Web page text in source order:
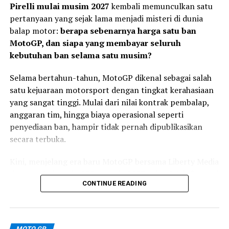
Usai balapan, Kiandra mengakui kesalahan saat start
menjadi faktor utama yang memengaruhi hasil akhir.
“Saya melakukan
sehingga motor mengalami
wheelie dan saya turun ke
posisi ke-18. Rombongan
terdepan sudah terlalu
Pirelli mulai musim 2027kembali memunculkan satu
pertanyaan yang sejak lama menjadi misteri di dunia
balap motor:berapa sebenarnya harga satu ban
MotoGP, dan siapa yang membayar seluruh
kebutuhan ban selama satu musim?
Selama bertahun-tahun, MotoGP dikenal sebagai salah
satu kejuaraan motorsport dengan tingkat kerahasiaan
yang sangat tinggi. Mulai dari nilai kontrak pembalap,
anggaran tim, hingga biaya operasional seperti
penyediaan ban, hampir tidak pernah dipublikasikan
secara terbuka.
dan regulasi mesin 850 cc pada 2027, sejumlah informasi
CONTINUE READING